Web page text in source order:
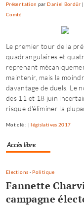
Présentation parDaniel Bordür |
Comté
Le premier tour de la
quadrangulaires et
reprenant
maintenir, mais la
davantage de duels. Le
des 11 et 18 juin
risque d'éliminer la
Mot clé : |législatives 2017
Accès libre
Elections - Politique
Fannette
campagne